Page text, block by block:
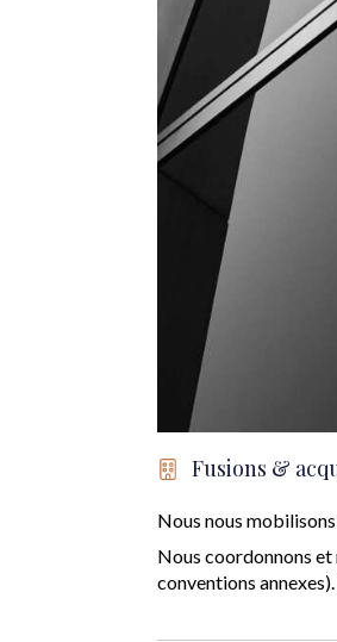
Fusions &
Nous nous
Nous coordonnons et
conventions